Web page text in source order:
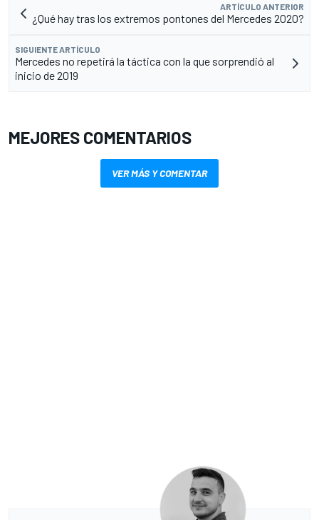
ARTÍCULO ANTERIOR
¿Qué hay tras los extremos pontones del Mercedes 2020?
SIGUIENTE ARTÍCULO
Mercedes no repetirá la táctica con la que sorprendió al
inicio de 2019
MEJORES COMENTARIOS
VER MÁS Y COMENTAR